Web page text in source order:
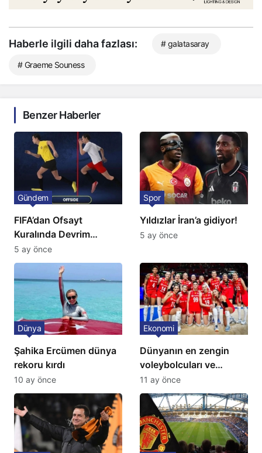
Haberle ilgili daha fazlası: # galatasaray
# Graeme Souness
Benzer Haberler
FIFA’dan Ofsayt
Kuralında Devrim
Niteliğinde Onay
Gündem
5 ay önce
Yıldızlar İran’a gidiyor!
Spor
5 ay önce
Şahika Ercümen dünya
rekoru kırdı
Dünya
10 ay önce
Dünyanın en zengin
voleybolcuları ve
servetleri açıklandı:
Listede 2 Türk yıldız
bulunuyor
Ekonomi
11 ay önce